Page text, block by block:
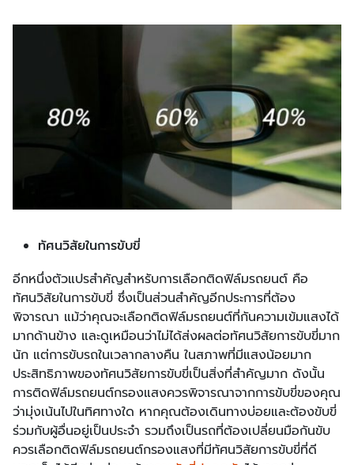
ทัศนวิสัยในการขับขี่
อีกหนึ่งตัวแปรสำคัญสำหรับการเลือกติดฟิล์มรถยนต์ คือ
ทัศนวิสัยในการขับขี่ ซึ่งเป็นส่วนสำคัญอีกประการที่ต้อง
พิจารณา แม้ว่าคุณจะเลือกติดฟิล์มรถยนต์ที่กันความเข้มแสงได้
มากด้านข้าง และดูเหมือนว่าไม่ได้ส่งผลต่อทัศนวิสัยการขับขี่มาก
นัก แต่การขับรถในเวลากลางคืน ในสภาพที่มีแสงน้อยมาก
ประสิทธิภาพของทัศนวิสัยการขับขี่เป็นสิ่งที่สำคัญมาก ดังนั้น
การติดฟิล์มรถยนต์กรองแสงควรพิจารณาจากการขับขี่ของคุณ
ว่ามุ่งเน้นไปในทิศทางใด หากคุณต้องเดินทางบ่อยและต้องขับขี่
ร่วมกับผู้อื่นอยู่เป็นประจำ รวมถึงเป็นรถที่ต้องเปลี่ยนมือกันขับ
ควรเลือกติดฟิล์มรถยนต์กรองแสงที่มีทัศนวิสัยการขับขี่ที่ดี